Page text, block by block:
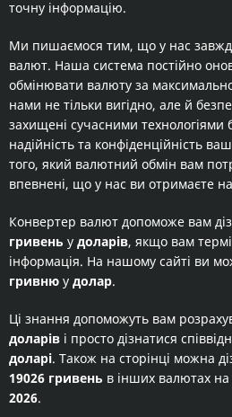
точну інформацію.
Ми пишаємося тим, що у нас
валют. Наша система постійно
обмінювати валюту за
нами не тільки вигідно, але й
захищені сучасними технологіями
надійність та конфіденційність
того, який валютний обмін вам
впевнені, що у нас ви отримаєте
Конвертер валют допоможе вам
гривень у доларів, якщо вам
інформація. На нашому сайті ви
гривню у долар.
Ці знання допоможуть вам
доларів і просто дізнатися
доларі. Також на сторінці можна
19026 гривень в інших валютах
2026.